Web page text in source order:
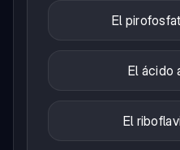
El
El ácido
El